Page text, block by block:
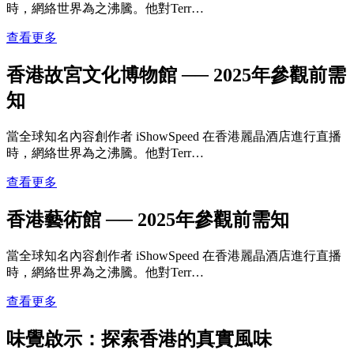
時，網絡世界為之沸騰。他對Terr…
查看更多
香港故宮文化博物館 ── 2025年參觀前需
知
當全球知名內容創作者 iShowSpeed 在香港麗晶酒店進行直播
時，網絡世界為之沸騰。他對Terr…
查看更多
香港藝術館 ── 2025年參觀前需知
當全球知名內容創作者 iShowSpeed 在香港麗晶酒店進行直播
時，網絡世界為之沸騰。他對Terr…
查看更多
味覺啟示：探索香港的真實風味